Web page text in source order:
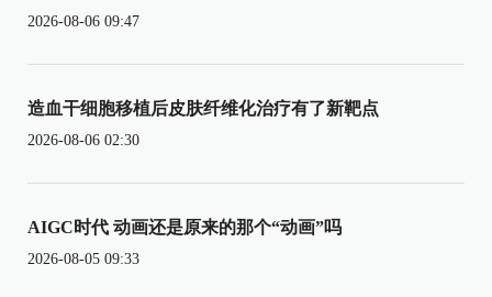
2026-08-06 09:47
造血干细胞移植后皮肤纤维化治疗有了新靶点
2026-08-06 02:30
AIGC时代 动画还是原来的那个“动画”吗
2026-08-05 09:33